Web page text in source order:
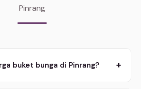
Pinrang
buket bunga di Pinrang? +